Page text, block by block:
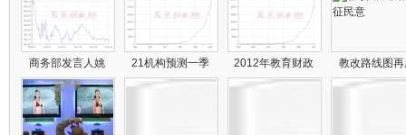
商务部发言人姚 21机构预测一季 2012年教育财政 教改路线图